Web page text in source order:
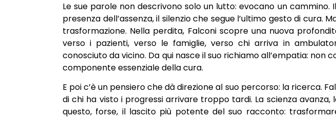
Le sue parole non descrivono solo un lutto: evocano un cammino.
presenza dell’assenza, il silenzio che segue l’ultimo gesto di cura.
trasformazione. Nella perdita, Falconi scopre una nuova
verso i pazienti, verso le famiglie, verso chi arriva in
conosciuto da vicino. Da qui nasce il suo richiamo all’empatia: non
componente essenziale della cura.
E poi c’è un pensiero che dà direzione al suo percorso: la ricerca.
di chi ha visto i progressi arrivare troppo tardi. La scienza avanza,
questo, forse, il lascito più potente del suo racconto: